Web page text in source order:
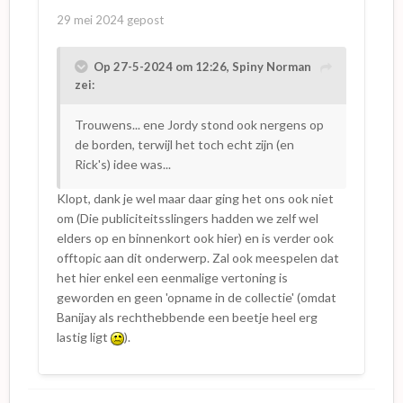
´. Wie zich het programma nog herinnert, is
leeftijd ruim gepasseerd... Hoe snel gaat de
tijd.
Nu of Nooit!
In ´Now or Never´ging het om kandidaten met
angsten, een afkeer voor bepaalde zaken (als
(ik durf dit en dat wel) die onvermoed waren
opgegeven door vrienden of familie, etc. Aan
mij de taak om ze even van een en ander af te
helpen. Op ludieke wijze natuurlijk (ik had geld
van RTL om mee te wapperen) en nadrukkelijk
nooit met dwang. Alles was echt, puur... En
alles groots gebracht vanuit ´Studio
Aalsmeer’.
Presenteren als ultieme therapie
29 mei 2024 gepost
Op 27-5-2024 om 12:26, Spiny Norman
zei:
Trouwens... ene Jordy stond ook nergens op
de borden, terwijl het toch echt zijn (en
Rick's) idee was...
Klopt, dank je wel maar daar ging het ons ook niet
om (Die publiciteitsslingers hadden we zelf wel
elders op en binnenkort ook hier) en is verder ook
offtopic aan dit onderwerp. Zal ook meespelen dat
het hier enkel een eenmalige vertoning is
geworden en geen 'opname in de collectie' (omdat
Banijay als rechthebbende een beetje heel erg
lastig ligt
).